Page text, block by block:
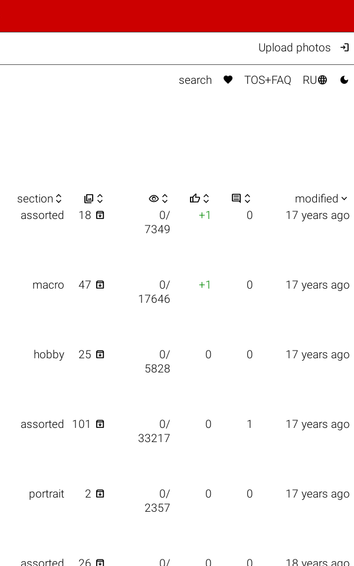
Upload photos 
search  TOS+FAQ RU 
section    visibility      modified 
assorted 18 
0/
7349
+1 0 17 years ago
macro 47 
0/
17646
+1 0 17 years ago
hobby 25 
0/
5828
0 0 17 years ago
assorted 101 
0/
33217
0 1 17 years ago
portrait 2 
0/
2357
0 0 17 years ago